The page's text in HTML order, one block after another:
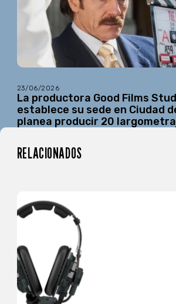
23/06/2026
La productora Good Films
establece su sede en Ciudad
planea producir 20
RELACIONADOS